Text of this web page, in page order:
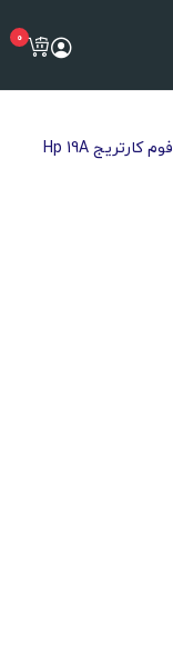
0
فوم کارتریج Hp 19A